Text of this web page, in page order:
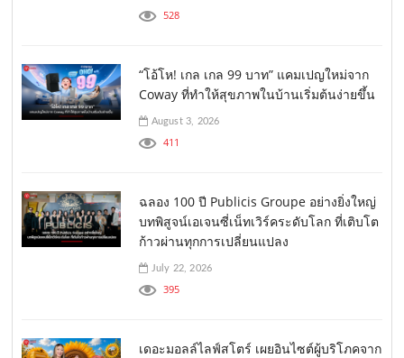
528
“โอ้โห! เกล เกล 99 บาท” แคมเปญใหม่จาก
Coway ที่ทำให้สุขภาพในบ้านเริ่มต้นง่ายขึ้น
August 3, 2026
411
ฉลอง 100 ปี Publicis Groupe อย่างยิ่งใหญ่
บทพิสูจน์เอเจนซี่เน็ทเวิร์คระดับโลก ที่เติบโต
ก้าวผ่านทุกการเปลี่ยนแปลง
July 22, 2026
395
เดอะมอลล์ไลฟ์สโตร์ เผยอินไซต์ผู้บริโภคจาก